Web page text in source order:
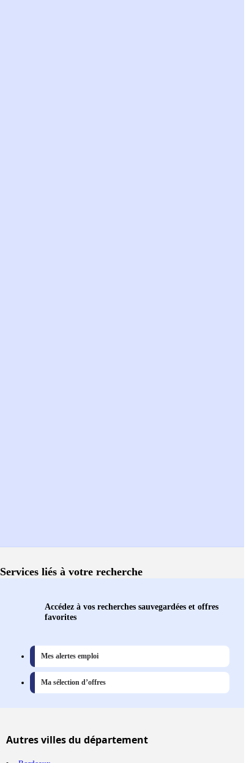
Services liés à votre recherche
Accédez à vos recherches sauvegardées et offres
favorites
Mes alertes emploi
Ma sélection d’offres
Autresvillesdu département